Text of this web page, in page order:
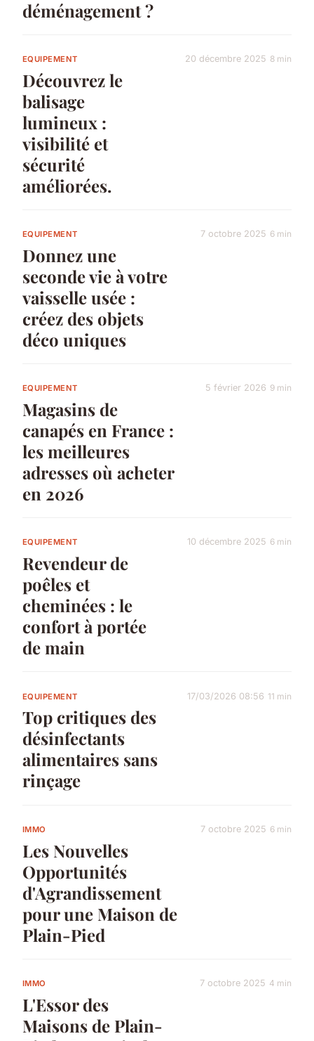
déménagement ?
EQUIPEMENT
Découvrez le
balisage
lumineux :
visibilité et
sécurité
améliorées.
20 décembre 2025 8 min
EQUIPEMENT
Donnez une
seconde vie à votre
vaisselle usée :
créez des objets
déco uniques
7 octobre 2025 6 min
EQUIPEMENT
Magasins de
canapés en France :
les meilleures
adresses où acheter
en 2026
5 février 2026 9 min
EQUIPEMENT
Revendeur de
poêles et
cheminées : le
confort à portée
de main
10 décembre 2025 6 min
EQUIPEMENT
Top critiques des
désinfectants
alimentaires sans
rinçage
17/03/2026 08:56 11 min
IMMO
Les Nouvelles
Opportunités
d'Agrandissement
pour une Maison de
Plain-Pied
7 octobre 2025 6 min
IMMO
L'Essor des
Maisons de Plain-
7 octobre 2025 4 min